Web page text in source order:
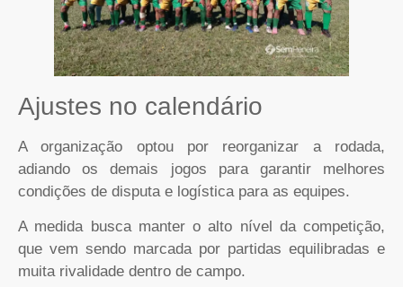
Ajustes no calendário
A organização optou por reorganizar a rodada,
adiando os demais jogos para garantir melhores
condições de disputa e logística para as equipes.
A medida busca manter o alto nível da competição,
que vem sendo marcada por partidas equilibradas e
muita rivalidade dentro de campo.